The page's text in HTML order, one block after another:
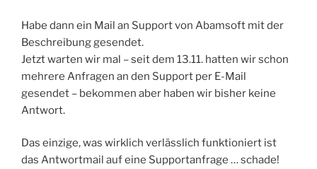
Habe dann ein Mail an Support von Abamsoft mit der
Beschreibung gesendet.
Jetzt warten wir mal – seit dem 13.11. hatten wir schon
mehrere Anfragen an den Support per E-Mail
gesendet – bekommen aber haben wir bisher keine
Antwort.
Das einzige, was wirklich verlässlich funktioniert ist
das Antwortmail auf eine Supportanfrage … schade!